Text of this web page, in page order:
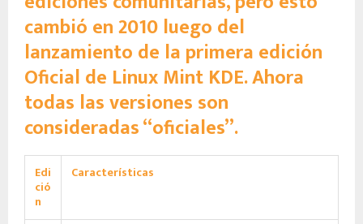
cambió en 2010 luego del
lanzamiento de la primera edición
Oficial de Linux Mint KDE. Ahora
todas las versiones son
consideradas “oficiales”.
Edi
ció
n
Características